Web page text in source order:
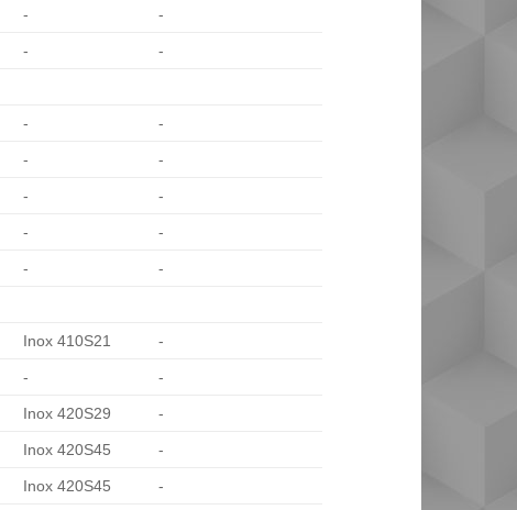
- -
- -
- -
- -
- -
- -
- -
Inox 410S21 -
- -
Inox 420S29 -
Inox 420S45 -
Inox 420S45 -